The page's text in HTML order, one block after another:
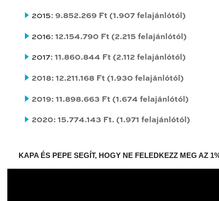
2015: 9.852.269 Ft (1.907 felajánlótól)
2016: 12.154.790 Ft (2.215 felajánlótól)
2017: 11.860.844 Ft (2.112 felajánlótól)
2018: 12.211.168 Ft (1.930 felajánlótól)
2019: 11.898.663 Ft (1.674 felajánlótól)
2020: 15.774.143 Ft. (1.971 felajánlótól)
KAPA ÉS PEPE SEGÍT, HOGY NE FELEDKEZZ MEG AZ